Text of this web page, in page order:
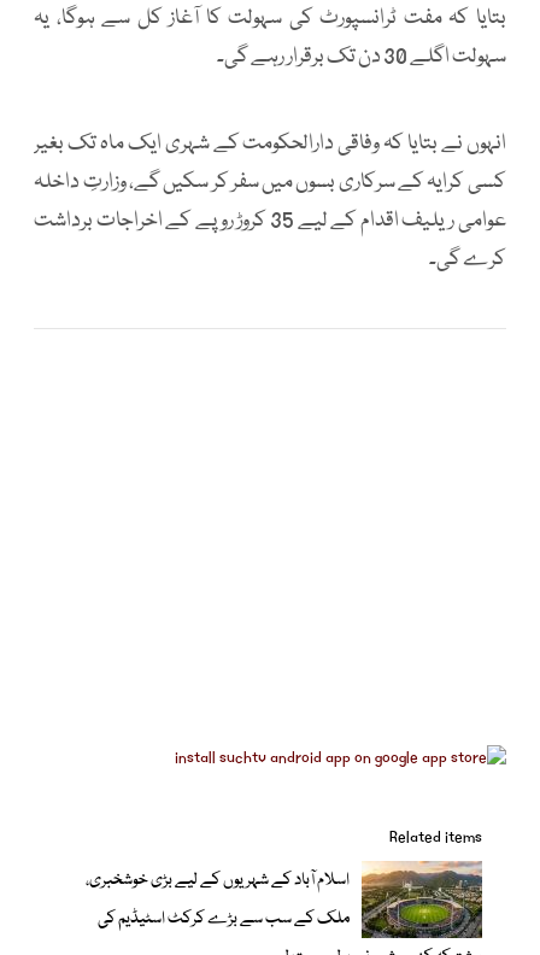
بتایا کہ مفت ٹرانسپورٹ کی سہولت کا آغاز کل سے ہوگا، یہ
سہولت اگلے 30 دن تک برقرار رہے گی۔
انہوں نے بتایا کہ وفاقی دارالحکومت کے شہری ایک ماہ تک بغیر
کسی کرایہ کے سرکاری بسوں میں سفر کر سکیں گے، وزارتِ داخلہ
عوامی ریلیف اقدام کے لیے 35 کروڑ روپے کے اخراجات برداشت
کرے گی۔
Related items
اسلام آباد کے شہریوں کے لیے بڑی خوشخبری،
ملک کے سب سے بڑے کرکٹ اسٹیڈیم کی